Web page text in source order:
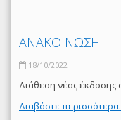
ΑΝΑΚΟΙΝΩΣΗ
18/10/2022
Διάθεση νέας
Διαβάστε